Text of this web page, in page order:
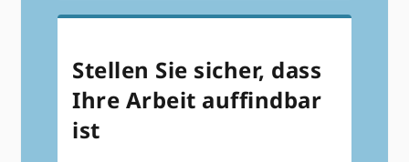
Stellen Sie sicher, dass
Ihre Arbeit auffindbar
ist